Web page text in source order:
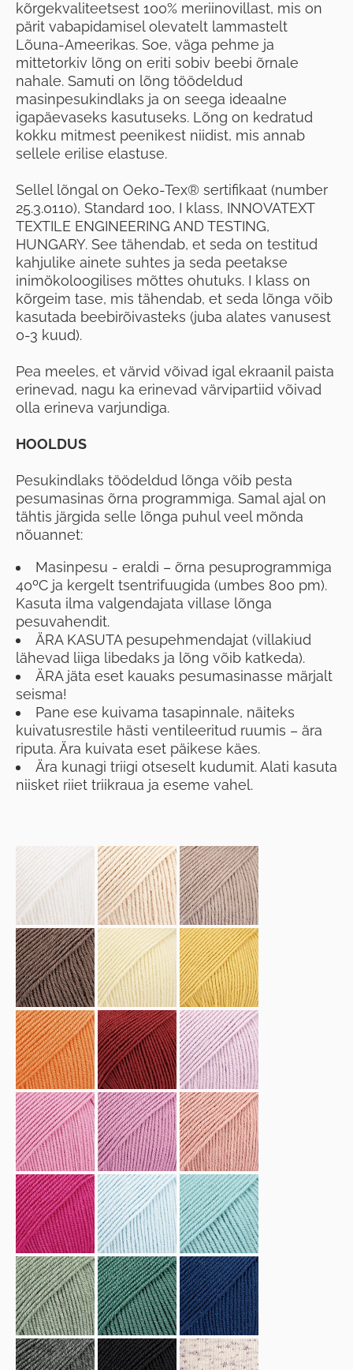
kõrgekvaliteetsest 100% meriinovillast, mis on
pärit vabapidamisel olevatelt lammastelt
Lõuna-Ameerikas. Soe, väga pehme ja
mittetorkiv lõng on eriti sobiv beebi õrnale
nahale. Samuti on lõng töödeldud
masinpesukindlaks ja on seega ideaalne
igapäevaseks kasutuseks. Lõng on kedratud
kokku mitmest peenikest niidist, mis annab
sellele erilise elastuse.
Sellel lõngal on Oeko-Tex® sertifikaat (number
25.3.0110), Standard 100, I klass, INNOVATEXT
TEXTILE ENGINEERING AND TESTING,
HUNGARY. See tähendab, et seda on testitud
kahjulike ainete suhtes ja seda peetakse
inimökoloogilises mõttes ohutuks. I klass on
kõrgeim tase, mis tähendab, et seda lõnga võib
kasutada beebirõivasteks (juba alates vanusest
0-3 kuud).
Pea meeles, et värvid võivad igal ekraanil paista
erinevad, nagu ka erinevad värvipartiid võivad
olla erineva varjundiga.
HOOLDUS
Pesukindlaks töödeldud lõnga võib pesta
pesumasinas õrna programmiga. Samal ajal on
tähtis järgida selle lõnga puhul veel mõnda
nõuannet:
Masinpesu - eraldi – õrna pesuprogrammiga
40ºC ja kergelt tsentrifuugida (umbes 800 pm).
Kasuta ilma valgendajata villase lõnga
pesuvahendit.
ÄRA KASUTA pesupehmendajat (villakiud
lähevad liiga libedaks ja lõng võib katkeda).
ÄRA jäta eset kauaks pesumasinasse märjalt
seisma!
Pane ese kuivama tasapinnale, näiteks
kuivatusrestile hästi ventileeritud ruumis – ära
riputa. Ära kuivata eset päikese käes.
Ära kunagi triigi otseselt kudumit. Alati kasuta
niisket riiet triikraua ja eseme vahel.